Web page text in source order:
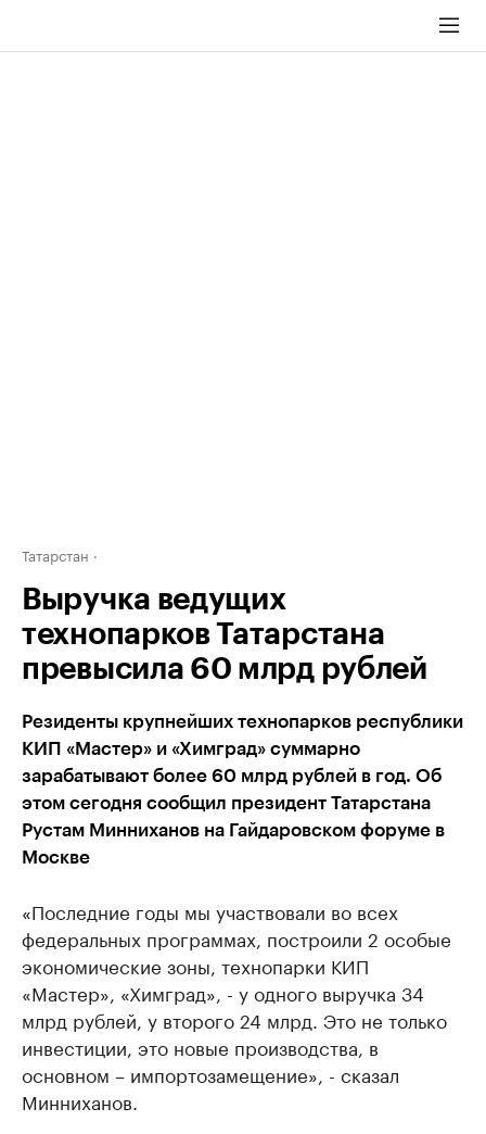
Татарстан
Выручка ведущих
технопарков Татарстана
превысила 60 млрд рублей
Резиденты крупнейших технопарков республики
КИП «Мастер» и «Химград» суммарно
зарабатывают более 60 млрд рублей в год. Об
этом сегодня сообщил президент Татарстана
Рустам Минниханов на Гайдаровском форуме в
Москве
«Последние годы мы участвовали во всех
федеральных программах, построили 2 особые
экономические зоны, технопарки КИП
«Мастер», «Химград», - у одного выручка 34
млрд рублей, у второго 24 млрд. Это не только
инвестиции, это новые производства, в
основном – импортозамещение», - сказал
Минниханов.